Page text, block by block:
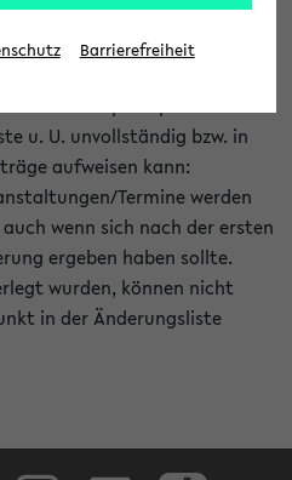
Fakultäten von den Lehrenden
und diese Änderungen
u. U. unvollständig bzw. in
aufweisen kann:
Termine werden
wenn sich nach der ersten
ergeben haben sollte.
wurden, können nicht
in der Änderungsliste
Barrierefreiheit